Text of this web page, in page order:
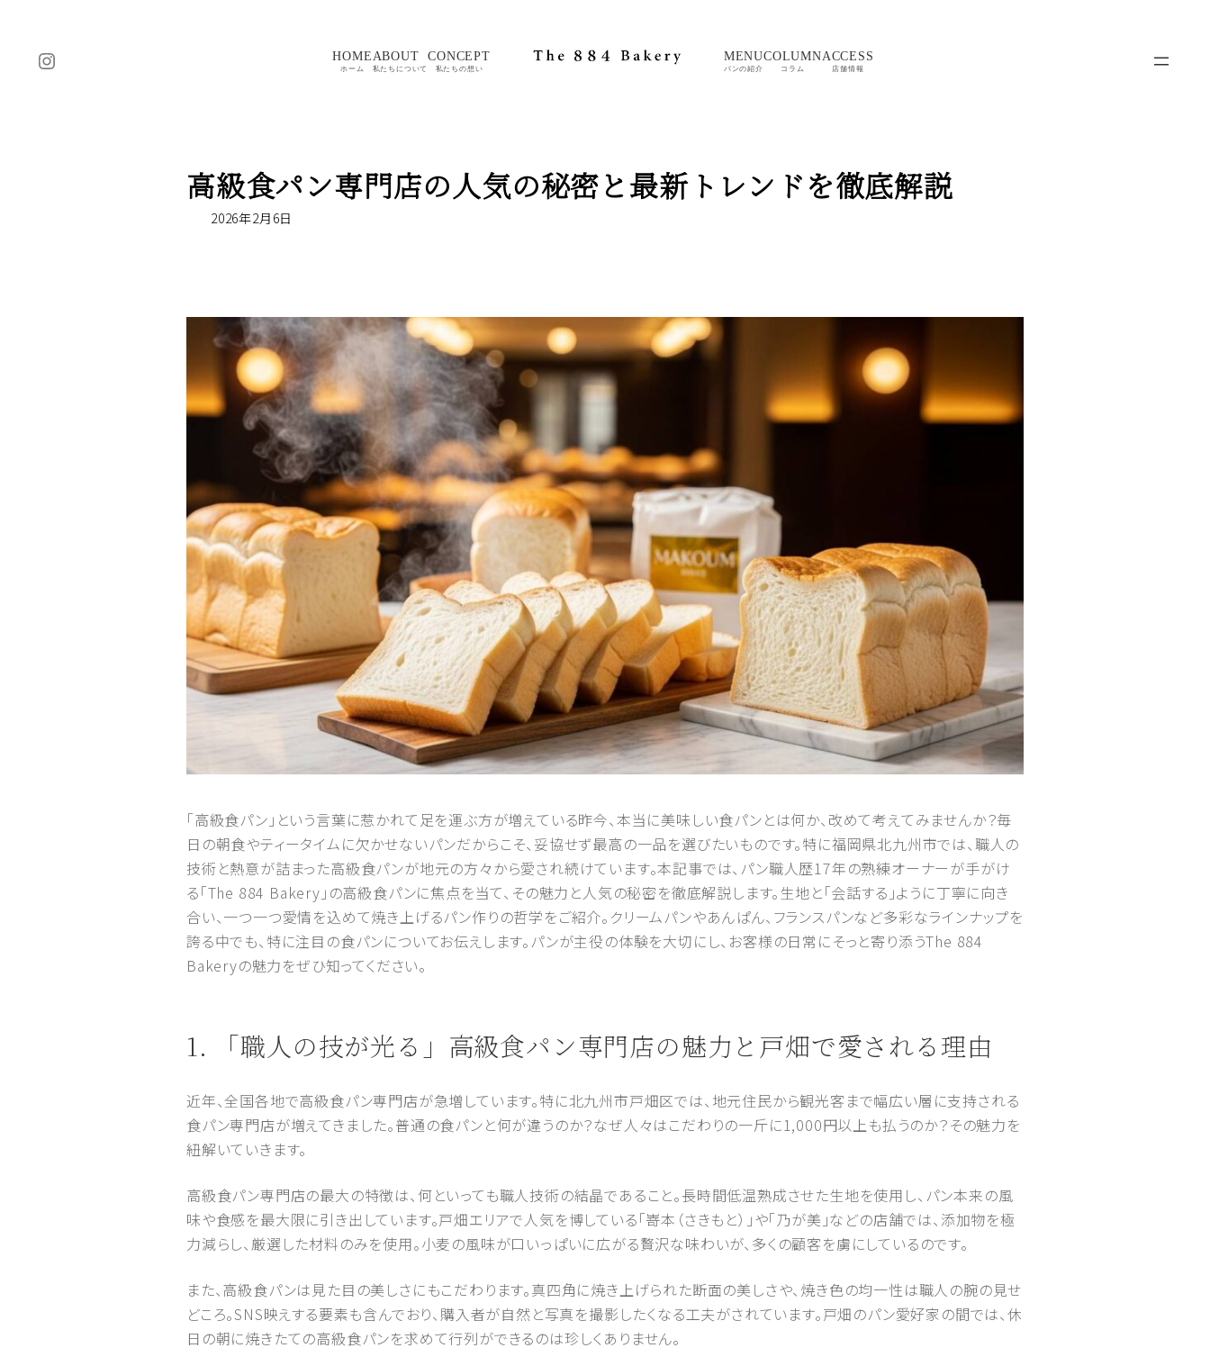
Instagram HOME
ホーム
ABOUT
私たちについて
CONCEPT
私たちの想い
MENU
パンの紹介
COLUMN
コラム
ACCESS
店舗情報
高級食パン専門店の人気の秘密と最新トレンドを徹底解説
2026年2月6日
「高級食パン」という言葉に惹かれて足を運ぶ方が増えている昨今、本当に美味しい食パンとは何か、改めて考えてみませんか？毎
日の朝食やティータイムに欠かせないパンだからこそ、妥協せず最高の一品を選びたいものです。特に福岡県北九州市では、職人の
技術と熱意が詰まった高級食パンが地元の方々から愛され続けています。本記事では、パン職人歴17年の熟練オーナーが手がけ
る「The 884 Bakery」の高級食パンに焦点を当て、その魅力と人気の秘密を徹底解説します。生地と「会話する」ように丁寧に向き
合い、一つ一つ愛情を込めて焼き上げるパン作りの哲学をご紹介。クリームパンやあんぱん、フランスパンなど多彩なラインナップを
誇る中でも、特に注目の食パンについてお伝えします。パンが主役の体験を大切にし、お客様の日常にそっと寄り添うThe 884
Bakeryの魅力をぜひ知ってください。
1. 「職人の技が光る」高級食パン専門店の魅力と戸畑で愛される理由
近年、全国各地で高級食パン専門店が急増しています。特に北九州市戸畑区では、地元住民から観光客まで幅広い層に支持される
食パン専門店が増えてきました。普通の食パンと何が違うのか？なぜ人々はこだわりの一斤に1,000円以上も払うのか？その魅力を
紐解いていきます。
高級食パン専門店の最大の特徴は、何といっても職人技術の結晶であること。長時間低温熟成させた生地を使用し、パン本来の風
味や食感を最大限に引き出しています。戸畑エリアで人気を博している「嵜本（さきもと）」や「乃が美」などの店舗では、添加物を極
力減らし、厳選した材料のみを使用。小麦の風味が口いっぱいに広がる贅沢な味わいが、多くの顧客を虜にしているのです。
また、高級食パンは見た目の美しさにもこだわります。真四角に焼き上げられた断面の美しさや、焼き色の均一性は職人の腕の見せ
どころ。SNS映えする要素も含んでおり、購入者が自然と写真を撮影したくなる工夫がされています。戸畑のパン愛好家の間では、休
日の朝に焼きたての高級食パンを求めて行列ができるのは珍しくありません。